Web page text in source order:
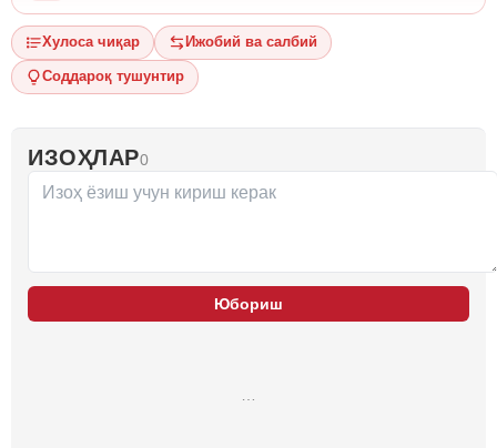
Хулоса чиқар Ижобий ва салбий
Соддароқ тушунтир
ИЗОҲЛАР0
Юбориш